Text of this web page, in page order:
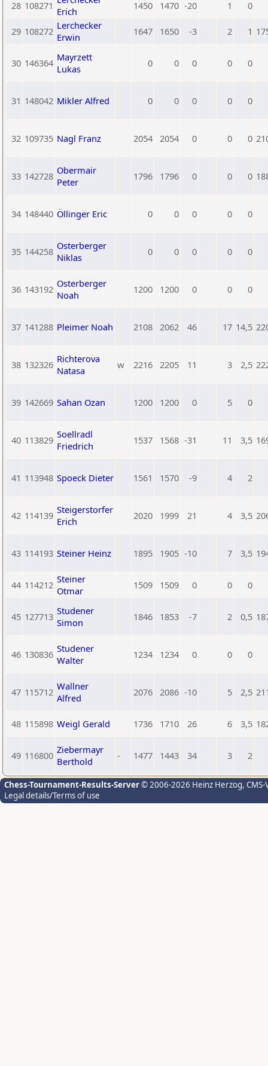
28 108271 Erich
1450 1470 -20 1 0
29 108272 Lerchecker
Erwin
1647 1650 -3 2 1
30 146364 Mayrzett
Lukas
0 0 0 0 0
31 148042 Mikler Alfred 0 0 0 0 0
32 109735 Nagl Franz 2054 2054 0 0 0
33 142728 Obermair
Peter
1796 1796 0 0 0
34 148440 Öllinger Eric 0 0 0 0 0
35 144258 Osterberger
Niklas
0 0 0 0 0
36 143192 Osterberger
Noah
1200 1200 0 0 0
37 141288 Pleimer Noah 2108 2062 46 17 14,5
38 132326 Richterova
Natasa
w 2216 2205 11 3 2,5
39 142669 Sahan Ozan 1200 1200 0 5 0
40 113829 Soellradl
Friedrich
1537 1568 -31 11 3,5
41 113948 Spoeck Dieter 1561 1570 -9 4 2
42 114139 Steigerstorfer
Erich
2020 1999 21 4 3,5
43 114193 Steiner Heinz 1895 1905 -10 7 3,5
44 114212 Steiner
Otmar
1509 1509 0 0 0
45 127713 Studener
Simon
1846 1853 -7 2 0,5
46 130836 Studener
Walter
1234 1234 0 0 0
47 115712 Wallner
Alfred
2076 2086 -10 5 2,5
48 115898 Weigl Gerald 1736 1710 26 6 3,5
49 116800 Ziebermayr
Berthold
- 1477 1443 34 3 2
Chess-Tournament-Results-Server© 2006-2026 Heinz Herzog,
Legal details/Terms of use